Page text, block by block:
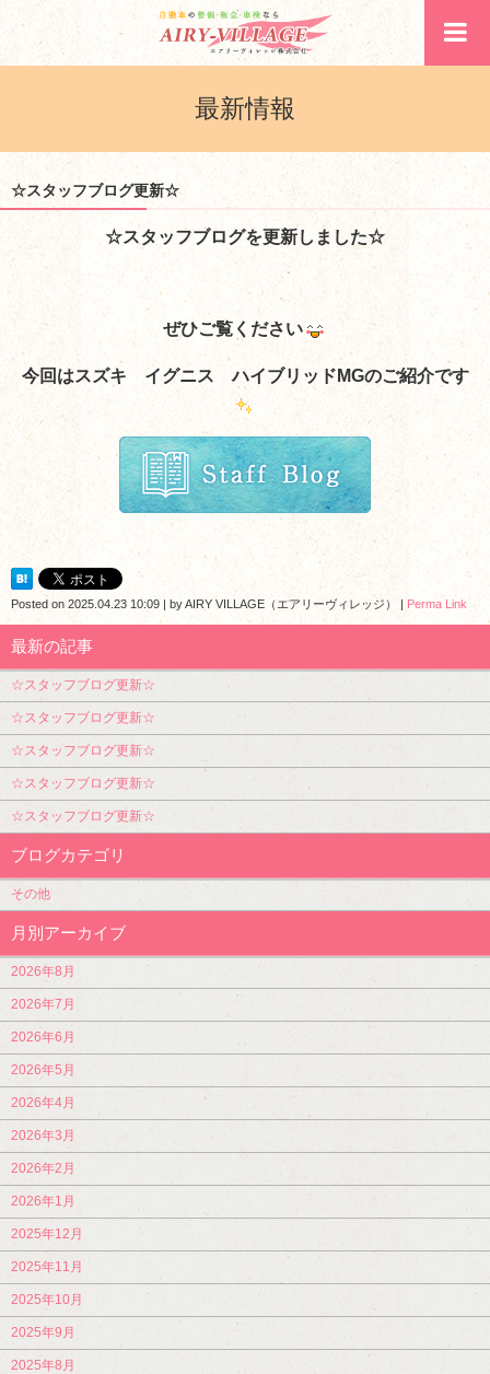
最新情報
☆スタッフブログ更新☆
☆スタッフブログを更新しました☆
ぜひご覧ください
今回はスズキ イグニス ハイブリッドMGのご紹介です
Posted on 2025.04.23 10:09 | byAIRY VILLAGE（エアリーヴィレッジ） | Perma Link
最新の記事
☆スタッフブログ更新☆
☆スタッフブログ更新☆
☆スタッフブログ更新☆
☆スタッフブログ更新☆
☆スタッフブログ更新☆
ブログカテゴリ
その他
月別アーカイブ
2026年8月
2026年7月
2026年6月
2026年5月
2026年4月
2026年3月
2026年2月
2026年1月
2025年12月
2025年11月
2025年10月
2025年9月
2025年8月